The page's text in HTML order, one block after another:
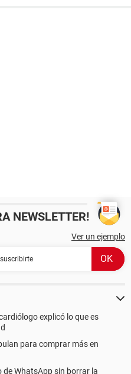
NEWSLETTER!
Ver un ejemplo
explicó lo que es
para comprar más en
WhatsApp sin borrar la